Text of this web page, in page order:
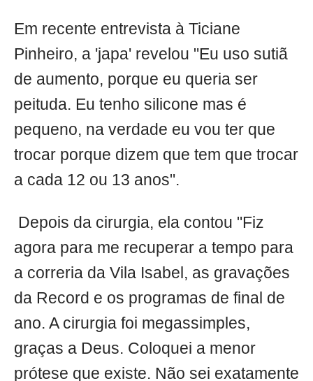
Em recente entrevista à Ticiane
Pinheiro, a 'japa' revelou "Eu uso sutiã
de aumento, porque eu queria ser
peituda. Eu tenho silicone mas é
pequeno, na verdade eu vou ter que
trocar porque dizem que tem que trocar
a cada 12 ou 13 anos".
Depois da cirurgia, ela contou "Fiz
agora para me recuperar a tempo para
a correria da Vila Isabel, as gravações
da Record e os programas de final de
ano. A cirurgia foi megassimples,
graças a Deus. Coloquei a menor
prótese que existe. Não sei exatamente